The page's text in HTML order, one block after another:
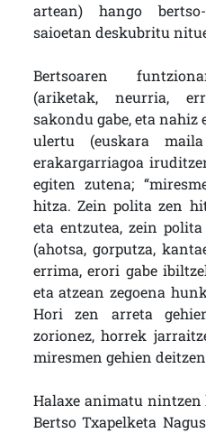
artean) hango
saioetan deskubritu
Bertsoaren
(ariketak, neurria,
sakondu gabe, eta nahiz
ulertu (euskara
erakargarriagoa
egiten zutena;
hitza. Zein polita zen
eta entzutea, zein
(ahotsa, gorputza,
errima, erori gabe
eta atzean zegoena
Hori zen arreta
zorionez, horrek
miresmen gehien
Halaxe animatu nintzen
Bertso Txapelketa